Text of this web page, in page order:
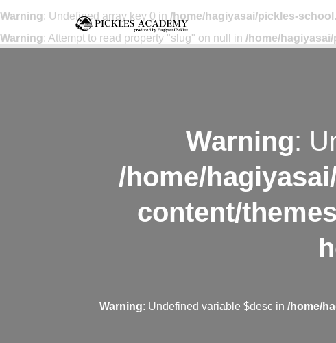
Warning: Undefined array key 0 in /home/hagiyasai/pickles-
Warning: Attempt to read property "slug" on null in /home/
Warning:
/home/
content/
Warning: Undefined variable $desc in /home/